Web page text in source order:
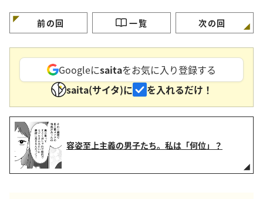
る」
前の回 一覧 次の回
Googleにsaitaをお気に入り登録する
saita(サイタ)に
を入れるだけ！
容姿至上主義の男子たち。私は「何位」？